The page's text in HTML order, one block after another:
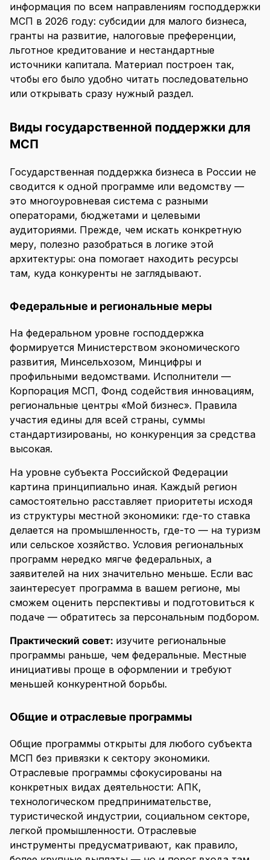
информация по всем направлениям господдержки
МСП в 2026 году: субсидии для малого бизнеса,
гранты на развитие, налоговые преференции,
льготное кредитование и нестандартные
источники капитала. Материал построен так,
чтобы его было удобно читать последовательно
или открывать сразу нужный раздел.
Виды государственной поддержки для
МСП
Государственная поддержка бизнеса в России не
сводится к одной программе или ведомству —
это многоуровневая система с разными
операторами, бюджетами и целевыми
аудиториями. Прежде, чем искать конкретную
меру, полезно разобраться в логике этой
архитектуры: она помогает находить ресурсы
там, куда конкуренты не заглядывают.
Федеральные и региональные меры
На федеральном уровне господдержка
формируется Министерством экономического
развития, Минсельхозом, Минцифры и
профильными ведомствами. Исполнители —
Корпорация МСП, Фонд содействия инновациям,
региональные центры «Мой бизнес». Правила
участия едины для всей страны, суммы
стандартизированы, но конкуренция за средства
высокая.
На уровне субъекта Российской Федерации
картина принципиально иная. Каждый регион
самостоятельно расставляет приоритеты исходя
из структуры местной экономики: где-то ставка
делается на промышленность, где-то — на туризм
или сельское хозяйство. Условия региональных
программ нередко мягче федеральных, а
заявителей на них значительно меньше. Если вас
заинтересует программа в вашем регионе, мы
сможем оценить перспективы и подготовиться к
подаче — обратитесь за персональным подбором.
Практический совет: изучите региональные
программы раньше, чем федеральные. Местные
инициативы проще в оформлении и требуют
меньшей конкурентной борьбы.
Общие и отраслевые программы
Общие программы открыты для любого субъекта
МСП без привязки к сектору экономики.
Отраслевые программы сфокусированы на
конкретных видах деятельности: АПК,
технологическом предпринимательстве,
туристической индустрии, социальном секторе,
легкой промышленности. Отраслевые
инструменты предусматривают, как правило,